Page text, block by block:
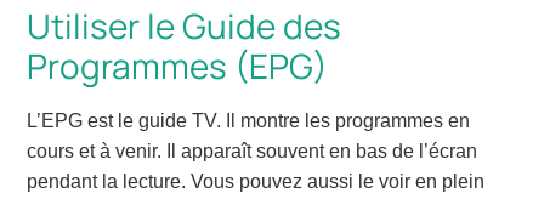
Utiliser le Guide des
Programmes (EPG)
L’EPG est le guide TV. Il montre les programmes en
cours et à venir. Il apparaît souvent en bas de l’écran
pendant la lecture. Vous pouvez aussi le voir en plein